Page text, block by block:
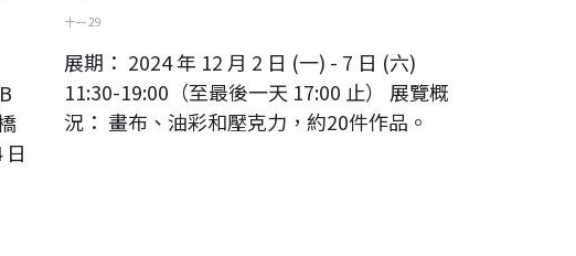
十一 29
展期： 2024 年 12 月 2 日 (一) - 7 日 (六)
11:30-19:00（至最後一天 17:00 止） 展覽概
況： 畫布、油彩和壓克力，約20件作品。